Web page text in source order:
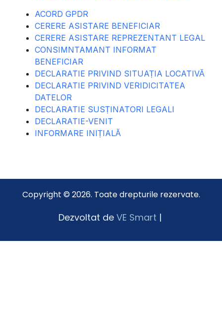
ACORD GPDR
CERERE ASISTARE BENEFICIAR
CERERE ASISTARE REPREZENTANT LEGAL
CONSIMNTAMANT INFORMAT
BENEFICIAR
DECLARATIE PRIVIND SITUAȚIA LOCATIVĂ
DECLARATIE PRIVIND VERIDICITATEA
DATELOR
DECLARATIE SUSȚINATORI LEGALI
DECLARATIE-VENIT
INFORMARE INIȚIALĂ
Copyright © 2026. Toate drepturile rezervate.
Dezvoltat de VE Smart |